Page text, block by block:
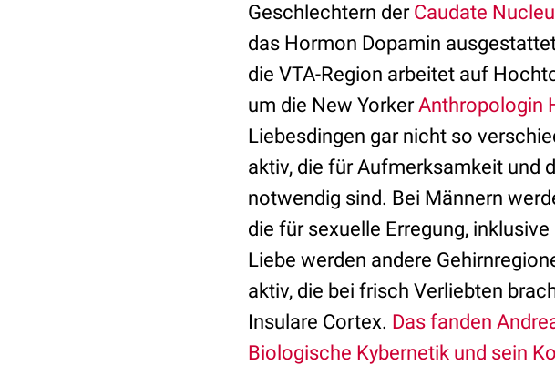
Geschlechtern der Caudate
das Hormon Dopamin
die VTA-Region arbeitet auf
um die New YorkerAnthropologin
Liebesdingen gar nicht so
aktiv, die für Aufmerksamkeit und
notwendig sind. Bei Männern
die für sexuelle Erregung,
Liebe werden andere
aktiv, die bei frisch Verliebten
Insulare Cortex. Das fanden
Biologische Kybernetik und sein